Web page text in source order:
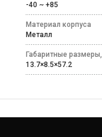
-40 ~ +85
Материал корпуса
Металл
Габаритные
13.7×8.5×57.2